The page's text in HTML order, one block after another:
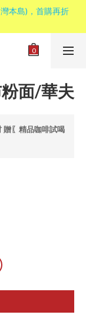
本島)，首購再折
粉面/華夫
贈〖精品咖啡試喝